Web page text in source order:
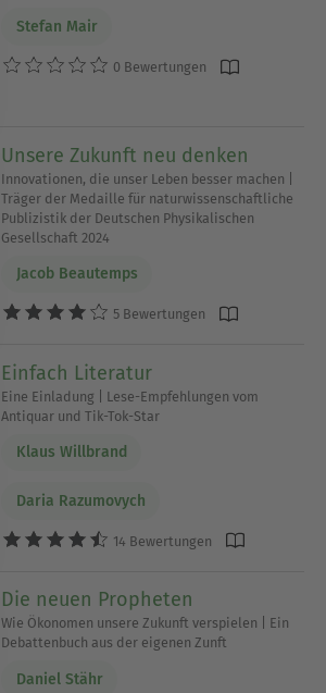
Stefan Mair
0 Bewertungen
Unsere Zukunft neu denken
Innovationen, die unser Leben besser machen |
Träger der Medaille für naturwissenschaftliche
Publizistik der Deutschen Physikalischen
Gesellschaft 2024
Jacob Beautemps
5 Bewertungen
Einfach Literatur
Eine Einladung | Lese-Empfehlungen vom
Antiquar und Tik-Tok-Star
Klaus Willbrand
Daria Razumovych
14 Bewertungen
Die neuen Propheten
Wie Ökonomen unsere Zukunft verspielen | Ein
Debattenbuch aus der eigenen Zunft
Daniel Stähr